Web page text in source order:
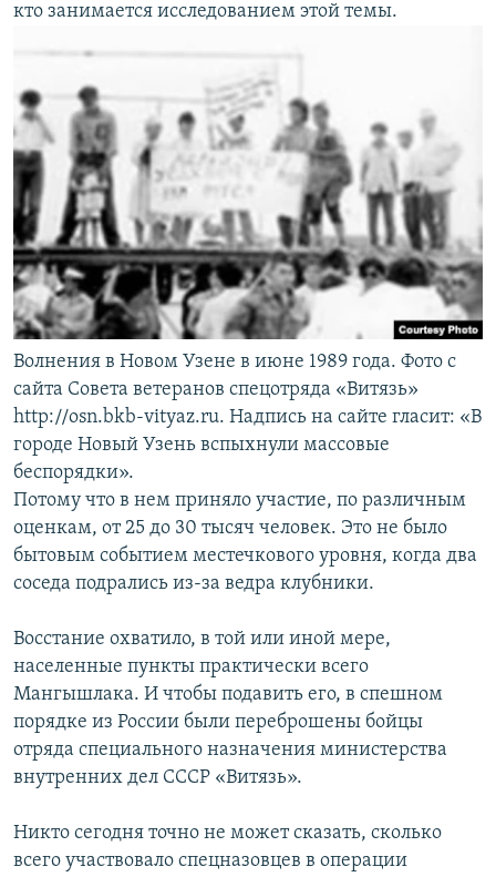
кто занимается исследованием этой темы.
Волнения в Новом Узене в июне 1989 года. Фото с
сайта Совета ветеранов спецотряда «Витязь»
http://osn.bkb-vityaz.ru. Надпись на сайте гласит: «В
городе Новый Узень вспыхнули массовые
беспорядки».
Потому что в нем приняло участие, по различным
оценкам, от 25 до 30 тысяч человек. Это не было
бытовым событием местечкового уровня, когда два
соседа подрались из-за ведра клубники.
Восстание охватило, в той или иной мере,
населенные пункты практически всего
Мангышлака. И чтобы подавить его, в спешном
порядке из России были переброшены бойцы
отряда специального назначения министерства
внутренних дел СССР «Витязь».
Никто сегодня точно не может сказать, сколько
всего участвовало спецназовцев в операции